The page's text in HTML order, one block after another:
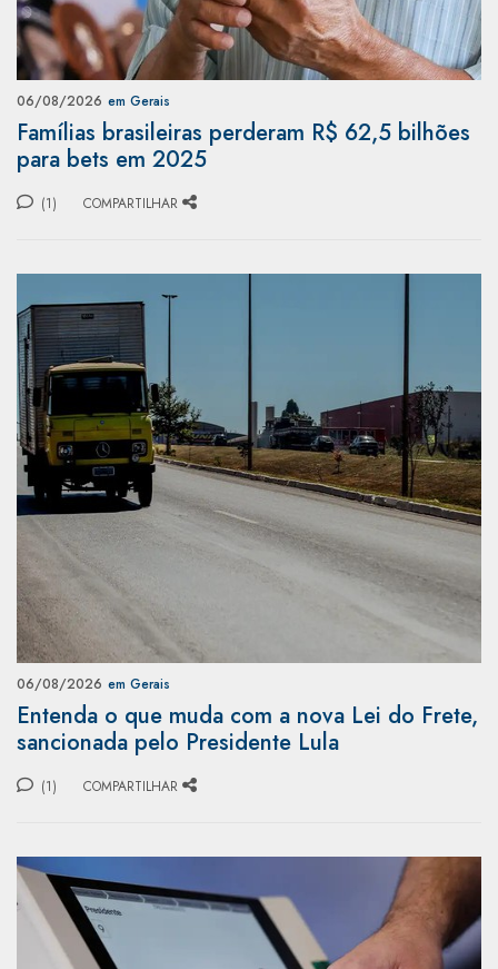
06/08/2026 em Gerais
Famílias brasileiras perderam R$ 62,5 bilhões
para bets em 2025
(1) COMPARTILHAR
06/08/2026 em Gerais
Entenda o que muda com a nova Lei do Frete,
sancionada pelo Presidente Lula
(1) COMPARTILHAR